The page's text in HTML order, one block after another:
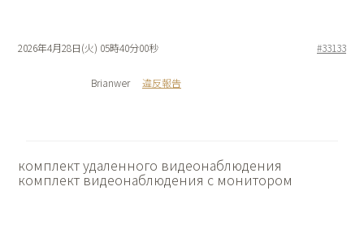
2026年4月28日(火) 05時40分00秒 #33133
Brianwer 違反報告
комплект удаленного видеонаблюдения
комплект видеонаблюдения с монитором